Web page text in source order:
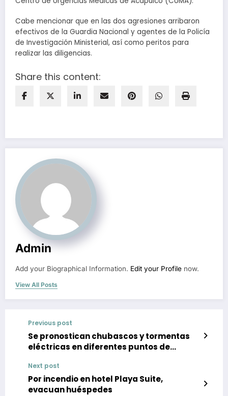
Cabe mencionar que en las dos agresiones arribaron
efectivos de la Guardia Nacional y agentes de la Policía
de Investigación Ministerial, así como peritos para
realizar las diligencias.
Share this content:
Admin
Add your Biographical Information. Edit your Profile now.
View All Posts
Previous post
Se pronostican chubascos y tormentas
eléctricas en diferentes puntos de
Next post
Por incendio en hotel Playa Suite,
evacuan huéspedes